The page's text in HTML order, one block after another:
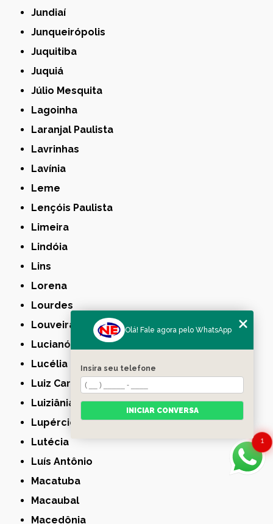
Jundiaí
Junqueirópolis
Juquitiba
Juquiá
Júlio Mesquita
Lagoinha
Laranjal Paulista
Lavrinhas
Lavínia
Leme
Lençóis Paulista
Limeira
Lindóia
Lins
Lorena
Lourdes
Louveira
Lucianópolis
Lucélia
Luiz Carlos
Luiziânia
Lupércio
Lutécia
Luís Antônio
Macatuba
Macaubal
Macedônia
1
Olá! Fale agora pelo WhatsApp
Insira seu telefone
INICIAR CONVERSA